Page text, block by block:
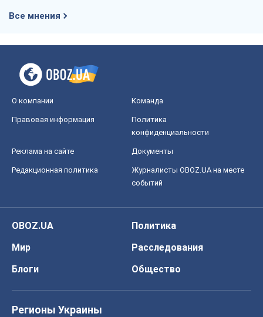
Все мнения
О компании Команда
Правовая информация
Политика
конфиденциальности
Реклама на сайте Документы
Редакционная политика
Журналисты OBOZ.UA на месте
событий
OBOZ.UA
Политика
Мир
Расследования
Блоги
Общество
Регионы Украины